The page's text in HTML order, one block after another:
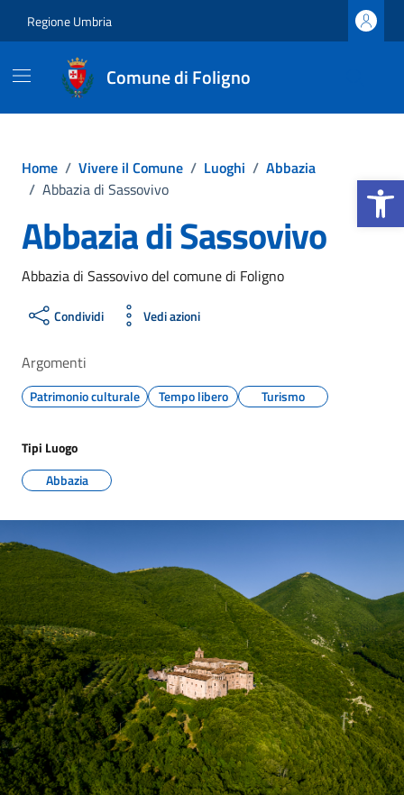
Apri la
Regione Umbria
Comune di Foligno
Home / Vivere il Comune / Luoghi / Abbazia
/ Abbazia di Sassovivo
Abbazia di Sassovivo
Abbazia di Sassovivo del comune di Foligno
Condividi Vedi azioni
Argomenti
Patrimonio culturale Tempo libero Turismo
Tipi Luogo
Abbazia